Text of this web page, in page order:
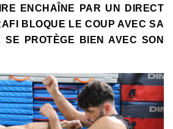
ENCHAÎNE PAR UN DIRECT
BLOQUE LE COUP AVEC SA
SE PROTÈGE BIEN AVEC SON